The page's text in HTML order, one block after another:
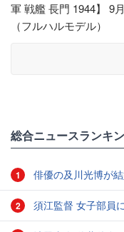
軍 戦艦 長門 1944】 9
（フルハルモデル）
総合ニュースランキ
1 俳優の及川光博が
2 須江監督 女子部員